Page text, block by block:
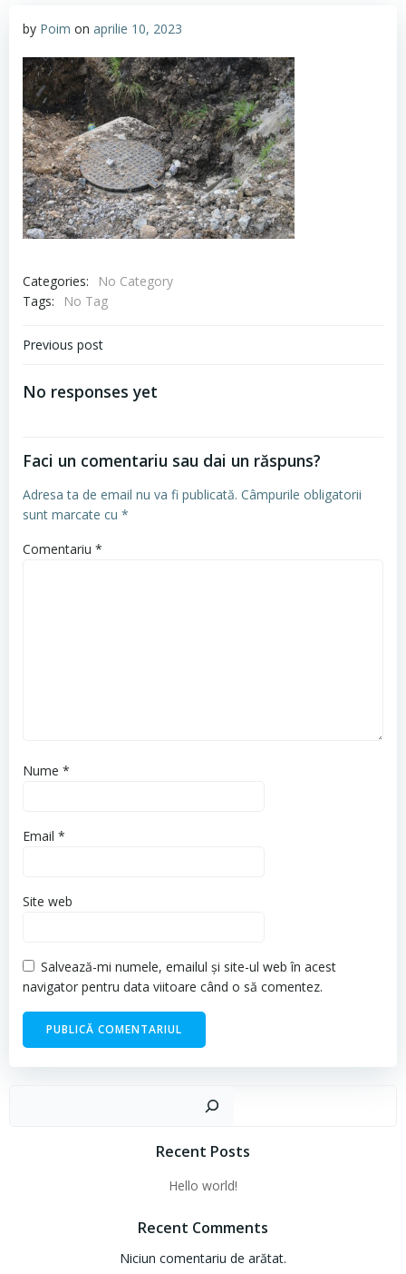
by Poim on aprilie 10, 2023
Categories:
No Category
Tags:
No Tag
Navigare
articole
Previous post
No responses yet
Faci un comentariu sau dai un răspuns?
Adresa ta de email nu va fi publicată. Câmpurile obligatorii
sunt marcate cu *
Comentariu *
Nume *
Email *
Site web
Salvează-mi numele, emailul și site-ul web în acest
navigator pentru data viitoare când o să comentez.
Recent Posts
Hello world!
Recent Comments
Niciun comentariu de arătat.